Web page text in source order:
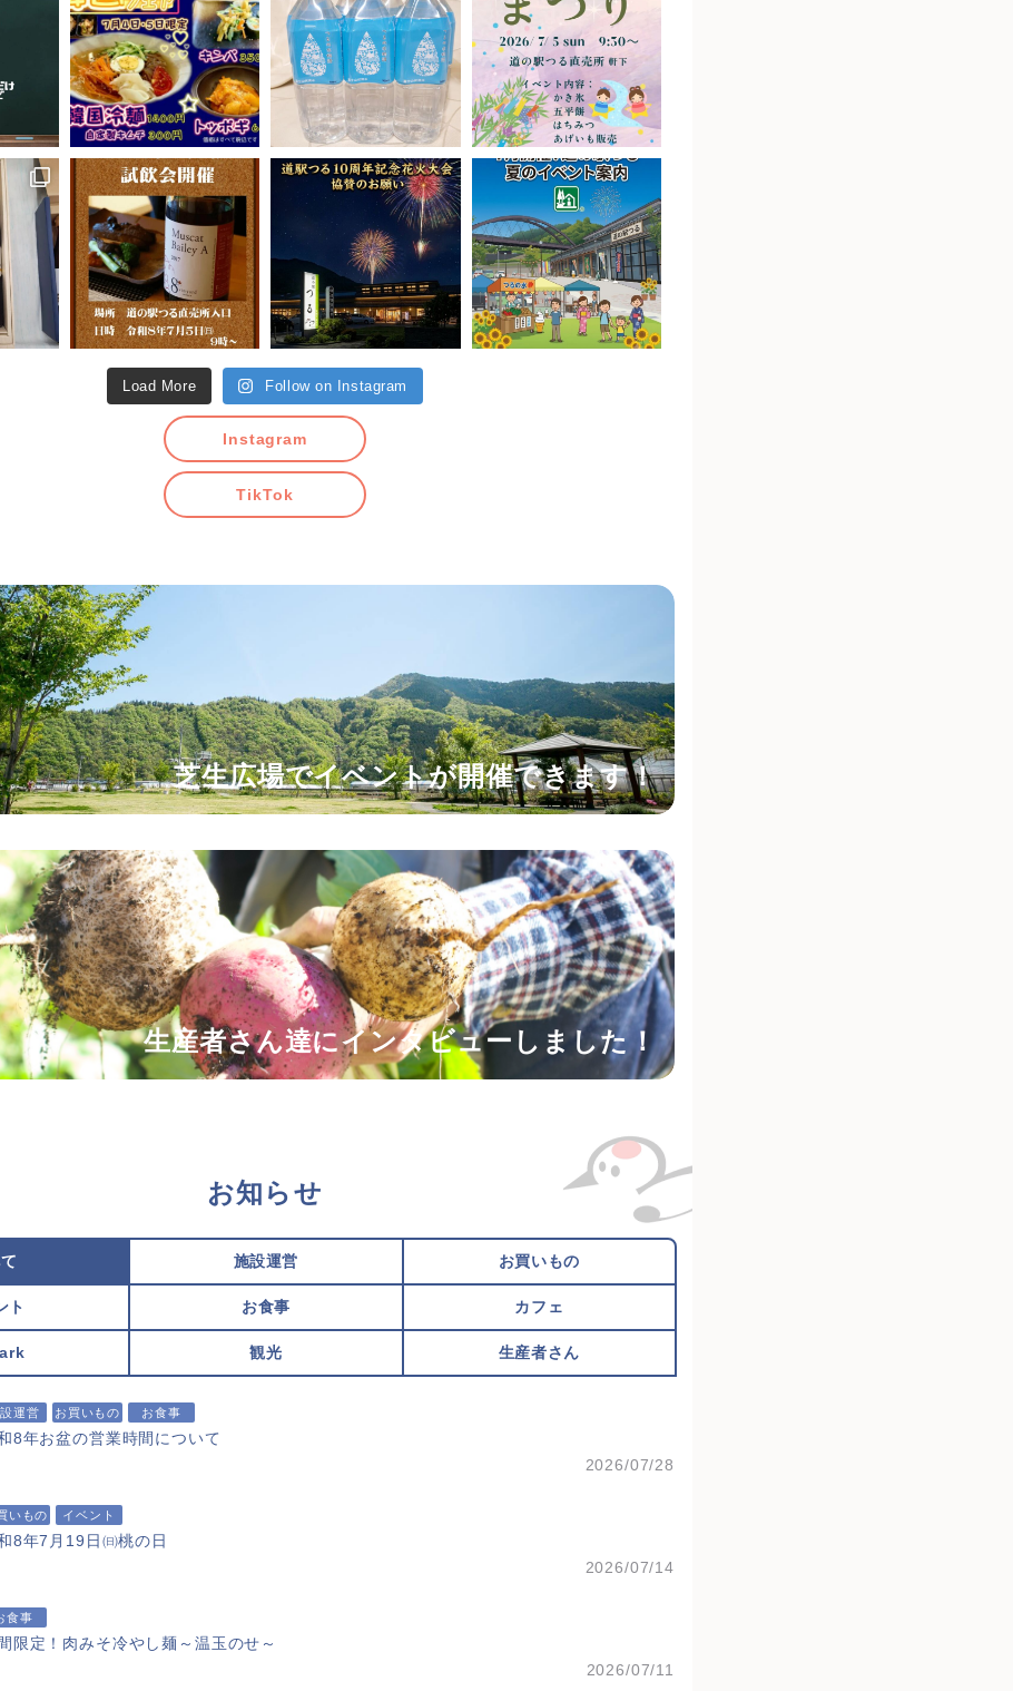
Load More Follow on Instagram
Instagram
TikTok
芝生広場でイベントが開催できます！
生産者さん達にインタビューしました！
お知らせ
施設運営 お買いもの
ト お食事 カフェ
観光 生産者さん
運営 お買いもの お食事
8年お盆の営業時間について
2026/07/28
いもの イベント
8年7月19日㈰桃の日
2026/07/14
食事
限定！肉みそ冷やし麺～温玉のせ～
2026/07/11